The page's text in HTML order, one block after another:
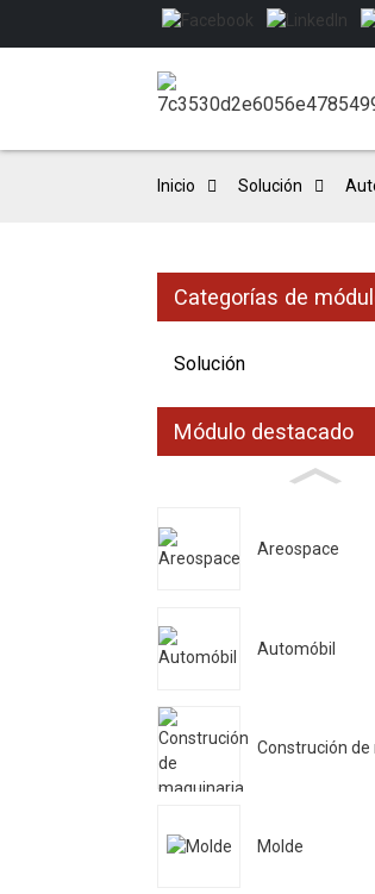
Inicio Solución
Categorías de
Solución
Módulo destacado
Areospace
Automóbil
Construción
Molde